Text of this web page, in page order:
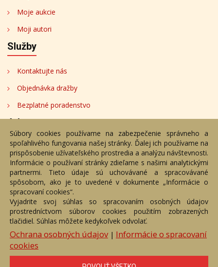
Moje aukcie
Moji autori
Služby
Kontaktujte nás
Objednávka dražby
Bezplatné poradenstvo
Adresa
Nižný Hrušov 333, 094 22, Slovenská republika
+421 905 356 921
+421 905 959 101
dartesro@dartesro.sk
Hlavná stránka Aukčný katalóg
Objednávka dražby
Termíny aukcií
Online Aukcia
DARTE AUKČNÁ SPOLOČNOSŤ s.r.o. © 2007 - 2026
Akékoľvek používanie obrazových a textových súčastí tejto stránky je
podmienené výslovným súhlasom jej vlastníka. Všetky práva sú
Súbory cookies používame na zabezpečenie správneho a
spoľahlivého fungovania našej stránky. Ďalej ich používame na
prispôsobenie užívateľského prostredia a analýzu návštevnosti.
Informácie o používaní stránky zdieľame s našimi analytickými
partnermi. Tieto údaje sú uchovávané a spracovávané
spôsobom, ako je to uvedené v dokumente „Informácie o
spracovaní cookies“.
Vyjadrite svoj súhlas so spracovaním osobných údajov
prostredníctvom súborov cookies použitím zobrazených
tlačidiel. Súhlas môžete kedykoľvek odvolať.
Ochrana osobných údajov| Informácie o spracovaní
cookies